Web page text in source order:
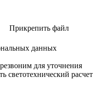
Прикрепить файл
данных
для уточнения
светотехнический расчет